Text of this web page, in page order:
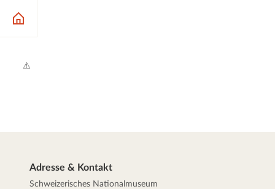
⚠️
Adresse & Kontakt
Schweizerisches Nationalmuseum